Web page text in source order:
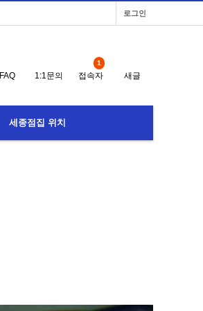
로그인
FAQ 1:1문의 접속자
1
새글
세종점집 위치